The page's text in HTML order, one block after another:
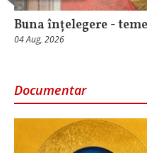
Buna înțelegere -
04 Aug, 2026
Documentar